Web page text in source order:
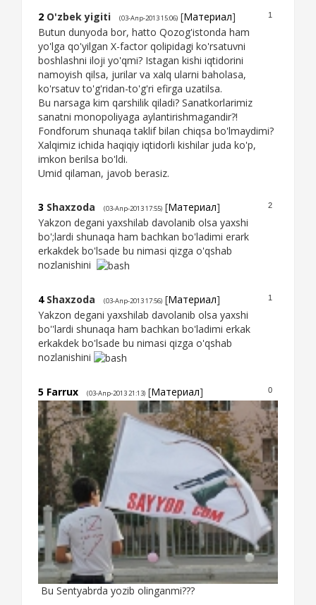
1
2 O'zbek yigiti (03-Апр-2013 15:06) [Материал]
Butun dunyoda bor, hatto Qozog'istonda ham
yo'lga qo'yilgan X-factor qolipidagi ko'rsatuvni
boshlashni iloji yo'qmi? Istagan kishi iqtidorini
namoyish qilsa, jurilar va xalq ularni baholasa,
ko'rsatuv to'g'ridan-to'g'ri efirga uzatilsa.
Bu narsaga kim qarshilik qiladi? Sanatkorlarimiz
sanatni monopoliyaga aylantirishmagandir?!
Fondforum shunaqa taklif bilan chiqsa bo'lmaydimi?
Xalqimiz ichida haqiqiy iqtidorli kishilar juda ko'p,
imkon berilsa bo'ldi.
Umid qilaman, javob berasiz.
2
3 Shaxzoda (03-Апр-2013 17:55) [Материал]
Yakzon degani yaxshilab davolanib olsa yaxshi
bo';lardi shunaqa ham bachkan bo'ladimi erark
erkakdek bo'lsade bu nimasi qizga o'qshab
nozlanishini
1
4 Shaxzoda (03-Апр-2013 17:56) [Материал]
Yakzon degani yaxshilab davolanib olsa yaxshi
bo''lardi shunaqa ham bachkan bo'ladimi erkak
erkakdek bo'lsade bu nimasi qizga o'qshab
nozlanishini
0
5 Farrux (03-Апр-2013 21:13) [Материал]
Bu Sentyabrda yozib olinganmi???